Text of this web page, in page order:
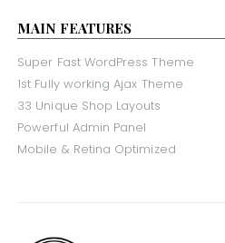
MAIN FEATURES
Super Fast WordPress Theme
1st Fully working Ajax Theme
33 Unique Shop Layouts
Powerful Admin Panel
Mobile & Retina Optimized